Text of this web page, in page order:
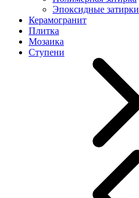
Эпоксидные затирки
Керамогранит
Плитка
Мозаика
Ступени